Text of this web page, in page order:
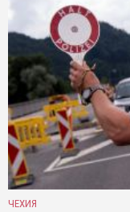
ЧЕХИЯ